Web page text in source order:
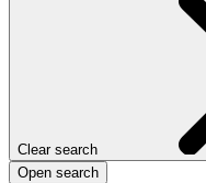
Clear search
Open search